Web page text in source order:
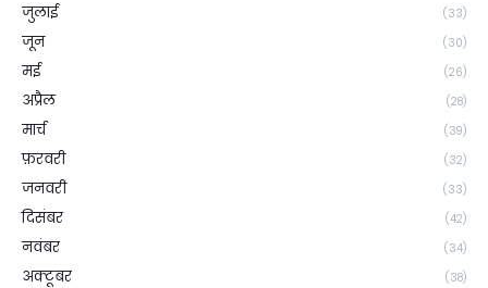
जुलाई (33)
जून (30)
मई (26)
अप्रैल (28)
मार्च (39)
फ़रवरी (32)
जनवरी (33)
दिसंबर (42)
नवंबर (34)
अक्टूबर (38)